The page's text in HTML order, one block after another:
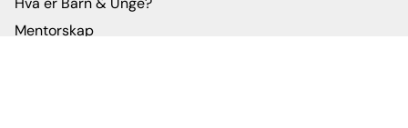
Mentorskap